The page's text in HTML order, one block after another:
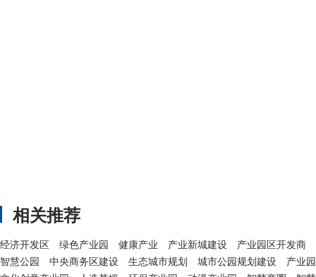
相关推荐
经济开发区 绿色产业园 健康产业 产业新城建设
产业园区开发商
智慧公园
中央商务区建设 生态城市规划 城市公园规划建设
产业